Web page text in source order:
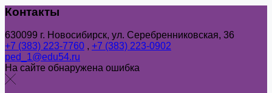
Контакты
630099 г. Новосибирск, ул. Серебренниковская, 36
+7 (383) 223-7760 , +7 (383) 223-0902
ped_1@edu54.ru
На сайте обнаружена ошибка